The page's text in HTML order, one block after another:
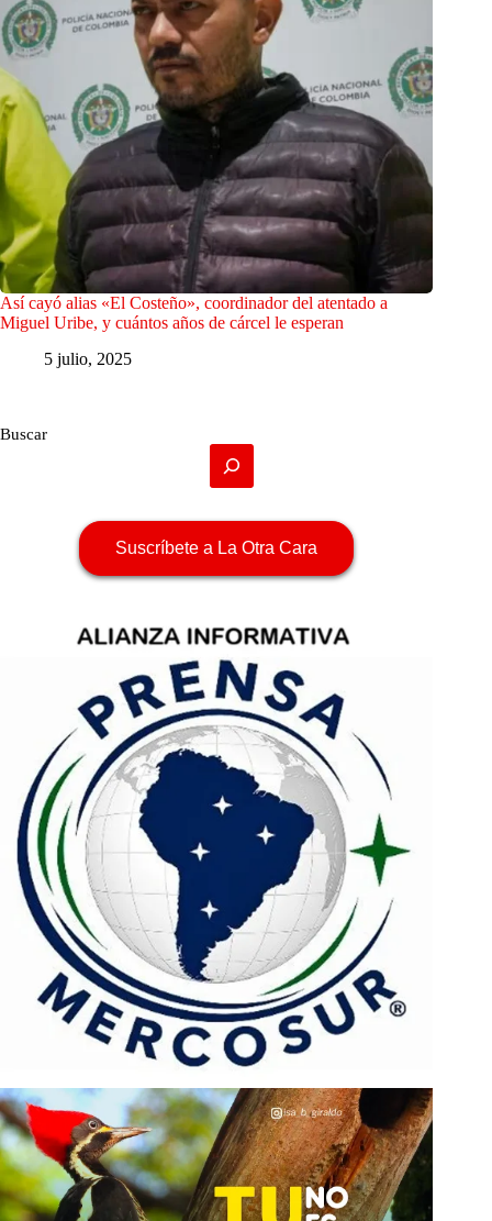
Así cayó alias «El Costeño», coordinador del atentado a
Miguel Uribe, y cuántos años de cárcel le esperan
5 julio, 2025
Buscar
Suscríbete a La Otra Cara